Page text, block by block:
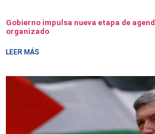
Gobierno impulsa nueva etapa de
organizado
LEER MÁS